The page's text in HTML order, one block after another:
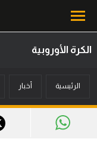
أخبار
الكرة الأوروبية
الرئيسية أخبار